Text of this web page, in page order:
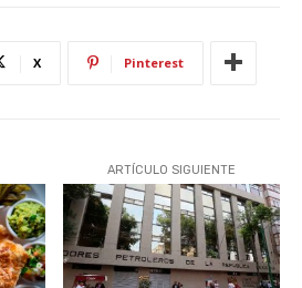
X Pinterest
ARTÍCULO SIGUIENTE